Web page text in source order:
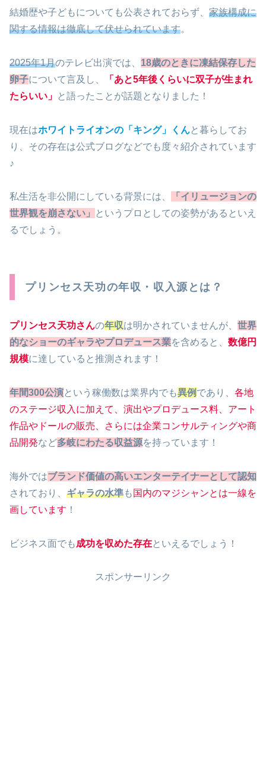
結婚歴や子どもについても公表されておらず、 家族構成に
関する情報は徹底して伏せられています。
2025年1月のテレビ出演では、 18歳のときに凍結保存した
卵子について言及し、
「あと5年後くらいに双子が生まれ
たらいい」
と語ったことが話題となりました！
現在はホワイトライオンの「キング」くんと暮らしてお
り、その存在は公式ブログなどでも度々紹介されています
♪
私生活を非公開にしている背景には、
「イリュージョンの
世界観を崩さない」
というプロとしての姿勢があるといえ
るでしょう。
プリンセス天功の年収・収入源とは？
プリンセス天功さんの年収は明かされていませんが、 世界
的なショーのギャラやプロデュース業を含めると、 数億円
規模に達していると推測されます！
年間300公演という稼働数は業界内でも異例 であり、 各地
のステージ収入に加えて、演出やプロデュース料、アート
作品やドールの販売、さらには企業コンサルティングや商
品開発など多岐にわたる収益源を持っています！
海外ではブランド価値の高いエンターテイナーとして認知
されており、 ギャラの水準も 国内のマジシャンとは一線を
画しています ！
ビジネス面でも成功を収めた存在といえるでしょう！
スポンサーリンク